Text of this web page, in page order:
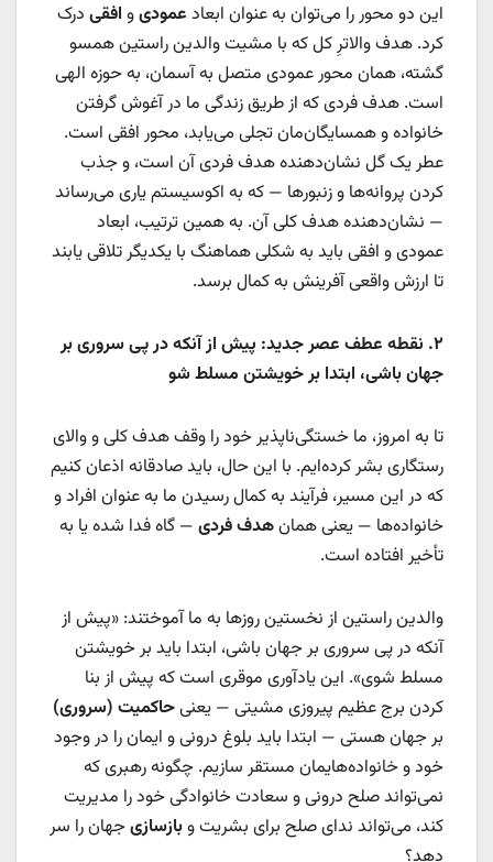
این دو محور را می‌توان به عنوان ابعاد عمودیو افقی درک
کرد. هدف والاترِ کل که با مشیت والدین راستین همسو
گشته، همان محور عمودی متصل به آسمان، به حوزه الهی
است. هدف فردی که از طریق زندگی ما در آغوش گرفتن
خانواده و همسایگان‌مان تجلی می‌یابد، محور افقی است.
عطر یک گل نشان‌دهنده هدف فردی آن است، و جذب
کردن پروانه‌ها و زنبورها — که به اکوسیستم یاری می‌رساند
— نشان‌دهنده هدف کلی آن. به همین ترتیب، ابعاد
عمودی و افقی باید به شکلی هماهنگ با یکدیگر تلاقی یابند
تا ارزش واقعی آفرینش به کمال برسد.
۲. نقطه عطف عصر جدید: پیش از آنکه در پی سروری بر
جهان باشی، ابتدا بر خویشتن مسلط شو
تا به امروز، ما خستگی‌ناپذیر خود را وقف هدف کلی و والای
رستگاری بشر کرده‌ایم. با این حال، باید صادقانه اذعان کنیم
که در این مسیر، فرآیند به کمال رسیدن ما به عنوان افراد و
خانواده‌ها — یعنی همانهدف فردی — گاه فدا شده یا به
تأخیر افتاده است.
والدین راستین از نخستین روزها به ما آموختند: «پیش از
آنکه در پی سروری بر جهان باشی، ابتدا باید بر خویشتن
مسلط شوی». این یادآوری موقری است که پیش از بنا
کردن برج عظیم پیروزی مشیتی — یعنیحاکمیت (سروری)
بر جهان هستی — ابتدا باید بلوغ درونی و ایمان را در وجود
خود و خانواده‌هایمان مستقر سازیم. چگونه رهبری که
نمی‌تواند صلح درونی و سعادت خانوادگی خود را مدیریت
کند، می‌تواند ندای صلح برای بشریت وبازسازیجهان را سر